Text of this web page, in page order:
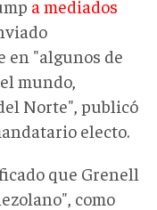
a mediados
en "algunos de
mundo,
Norte", publicó
electo.
que Grenell
como